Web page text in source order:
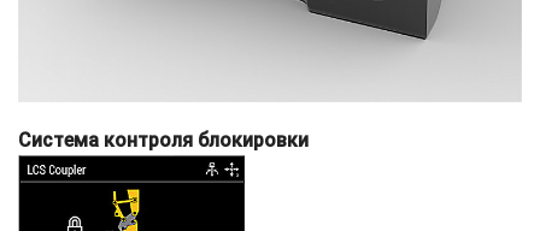
Система контроля блокировки